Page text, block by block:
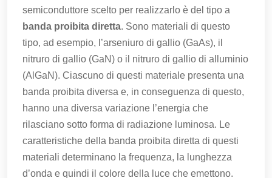
semiconduttore scelto per realizzarlo è del tipo a
banda proibita diretta. Sono materiali di questo
tipo, ad esempio, l’arseniuro di gallio (GaAs), il
nitruro di gallio (GaN) o il nitruro di gallio di alluminio
(AlGaN). Ciascuno di questi materiale presenta una
banda proibita diversa e, in conseguenza di questo,
hanno una diversa variazione l’energia che
rilasciano sotto forma di radiazione luminosa. Le
caratteristiche della banda proibita diretta di questi
materiali determinano la frequenza, la lunghezza
d’onda e quindi il colore della luce che emettono.